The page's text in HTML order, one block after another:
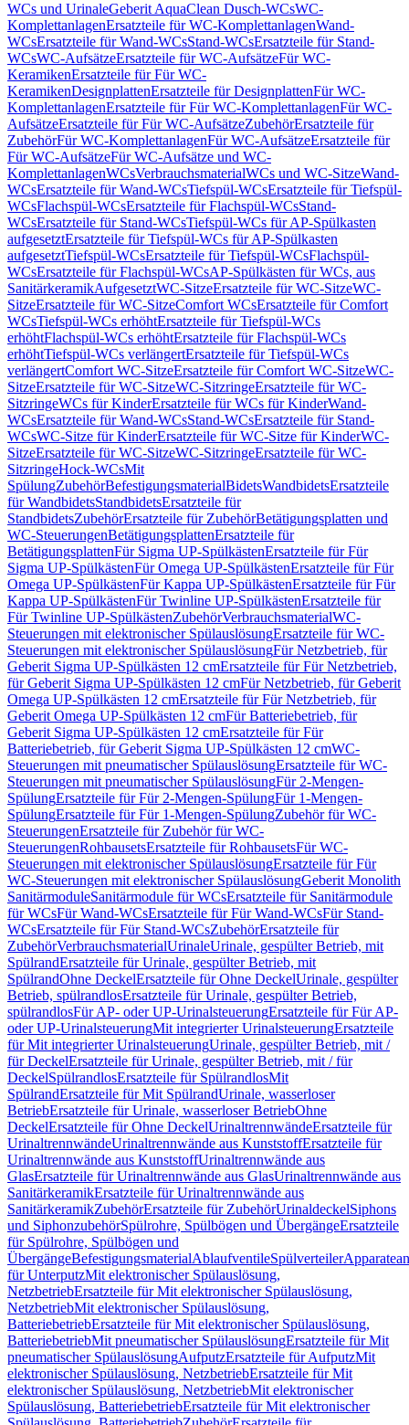
WCs und UrinaleGeberit AquaClean Dusch-WCsWC-
KomplettanlagenErsatzteile für WC-KomplettanlagenWand-
WCsErsatzteile für Wand-WCsStand-WCsErsatzteile für Stand-
WCsWC-AufsätzeErsatzteile für WC-AufsätzeFür WC-
KeramikenErsatzteile für Für WC-
KeramikenDesignplattenErsatzteile für DesignplattenFür WC-
KomplettanlagenErsatzteile für Für WC-KomplettanlagenFür WC-
AufsätzeErsatzteile für Für WC-AufsätzeZubehörErsatzteile für
ZubehörFür WC-KomplettanlagenFür WC-AufsätzeErsatzteile für
Für WC-AufsätzeFür WC-Aufsätze und WC-
KomplettanlagenWCsVerbrauchsmaterialWCs und WC-SitzeWand-
WCsErsatzteile für Wand-WCsTiefspül-WCsErsatzteile für Tiefspül-
WCsFlachspül-WCsErsatzteile für Flachspül-WCsStand-
WCsErsatzteile für Stand-WCsTiefspül-WCs für AP-Spülkasten
aufgesetztErsatzteile für Tiefspül-WCs für AP-Spülkasten
aufgesetztTiefspül-WCsErsatzteile für Tiefspül-WCsFlachspül-
WCsErsatzteile für Flachspül-WCsAP-Spülkästen für WCs, aus
SanitärkeramikAufgesetztWC-SitzeErsatzteile für WC-SitzeWC-
SitzeErsatzteile für WC-SitzeComfort WCsErsatzteile für Comfort
WCsTiefspül-WCs erhöhtErsatzteile für Tiefspül-WCs
erhöhtFlachspül-WCs erhöhtErsatzteile für Flachspül-WCs
erhöhtTiefspül-WCs verlängertErsatzteile für Tiefspül-WCs
verlängertComfort WC-SitzeErsatzteile für Comfort WC-SitzeWC-
SitzeErsatzteile für WC-SitzeWC-SitzringeErsatzteile für WC-
SitzringeWCs für KinderErsatzteile für WCs für KinderWand-
WCsErsatzteile für Wand-WCsStand-WCsErsatzteile für Stand-
WCsWC-Sitze für KinderErsatzteile für WC-Sitze für KinderWC-
SitzeErsatzteile für WC-SitzeWC-SitzringeErsatzteile für WC-
SitzringeHock-WCsMit
SpülungZubehörBefestigungsmaterialBidetsWandbidetsErsatzteile
für WandbidetsStandbidetsErsatzteile für
StandbidetsZubehörErsatzteile für ZubehörBetätigungsplatten und
WC-SteuerungenBetätigungsplattenErsatzteile für
BetätigungsplattenFür Sigma UP-SpülkästenErsatzteile für Für
Sigma UP-SpülkästenFür Omega UP-SpülkästenErsatzteile für Für
Omega UP-SpülkästenFür Kappa UP-SpülkästenErsatzteile für Für
Kappa UP-SpülkästenFür Twinline UP-SpülkästenErsatzteile für
Für Twinline UP-SpülkästenZubehörVerbrauchsmaterialWC-
Steuerungen mit elektronischer SpülauslösungErsatzteile für WC-
Steuerungen mit elektronischer SpülauslösungFür Netzbetrieb, für
Geberit Sigma UP-Spülkästen 12 cmErsatzteile für Für Netzbetrieb,
für Geberit Sigma UP-Spülkästen 12 cmFür Netzbetrieb, für Geberit
Omega UP-Spülkästen 12 cmErsatzteile für Für Netzbetrieb, für
Geberit Omega UP-Spülkästen 12 cmFür Batteriebetrieb, für
Geberit Sigma UP-Spülkästen 12 cmErsatzteile für Für
Batteriebetrieb, für Geberit Sigma UP-Spülkästen 12 cmWC-
Steuerungen mit pneumatischer SpülauslösungErsatzteile für WC-
Steuerungen mit pneumatischer SpülauslösungFür 2-Mengen-
SpülungErsatzteile für Für 2-Mengen-SpülungFür 1-Mengen-
SpülungErsatzteile für Für 1-Mengen-SpülungZubehör für WC-
SteuerungenErsatzteile für Zubehör für WC-
SteuerungenRohbausetsErsatzteile für RohbausetsFür WC-
Steuerungen mit elektronischer SpülauslösungErsatzteile für Für
WC-Steuerungen mit elektronischer SpülauslösungGeberit Monolith
SanitärmoduleSanitärmodule für WCsErsatzteile für Sanitärmodule
für WCsFür Wand-WCsErsatzteile für Für Wand-WCsFür Stand-
WCsErsatzteile für Für Stand-WCsZubehörErsatzteile für
ZubehörVerbrauchsmaterialUrinaleUrinale, gespülter Betrieb, mit
SpülrandErsatzteile für Urinale, gespülter Betrieb, mit
SpülrandOhne DeckelErsatzteile für Ohne DeckelUrinale, gespülter
Betrieb, spülrandlosErsatzteile für Urinale, gespülter Betrieb,
spülrandlosFür AP- oder UP-UrinalsteuerungErsatzteile für Für AP-
oder UP-UrinalsteuerungMit integrierter UrinalsteuerungErsatzteile
für Mit integrierter UrinalsteuerungUrinale, gespülter Betrieb, mit /
für DeckelErsatzteile für Urinale, gespülter Betrieb, mit / für
DeckelSpülrandlosErsatzteile für SpülrandlosMit
SpülrandErsatzteile für Mit SpülrandUrinale, wasserloser
BetriebErsatzteile für Urinale, wasserloser BetriebOhne
DeckelErsatzteile für Ohne DeckelUrinaltrennwändeErsatzteile für
UrinaltrennwändeUrinaltrennwände aus KunststoffErsatzteile für
Urinaltrennwände aus KunststoffUrinaltrennwände aus
GlasErsatzteile für Urinaltrennwände aus GlasUrinaltrennwände aus
SanitärkeramikErsatzteile für Urinaltrennwände aus
SanitärkeramikZubehörErsatzteile für ZubehörUrinaldeckelSiphons
und SiphonzubehörSpülrohre, Spülbögen und ÜbergängeErsatzteile
für Spülrohre, Spülbögen und
ÜbergängeBefestigungsmaterialAblaufventileSpülverteiler
für UnterputzMit elektronischer Spülauslösung,
NetzbetriebErsatzteile für Mit elektronischer Spülauslösung,
NetzbetriebMit elektronischer Spülauslösung,
BatteriebetriebErsatzteile für Mit elektronischer Spülauslösung,
BatteriebetriebMit pneumatischer SpülauslösungErsatzteile für Mit
pneumatischer SpülauslösungAufputzErsatzteile für AufputzMit
elektronischer Spülauslösung, NetzbetriebErsatzteile für Mit
elektronischer Spülauslösung, NetzbetriebMit elektronischer
Spülauslösung, BatteriebetriebErsatzteile für Mit elektronischer